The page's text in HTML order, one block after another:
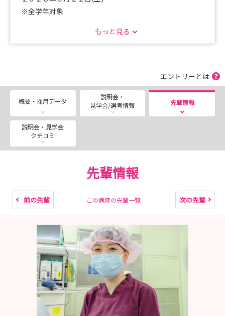
※全学年対象
【半日看護体験】
随時受付中！
ご希望のお日にちでお申し込み出来ます！
ご不明点は、いつでもお問い合わせください。
【メール】jinji@jusendo.or.jp
もっと見る
エントリーとは
概要・採用データ
説明会・
見学会/選考情報
先輩情報
説明会・見学会
クチコミ
先輩情報
前の先輩 この病院の先輩一覧 次の先輩